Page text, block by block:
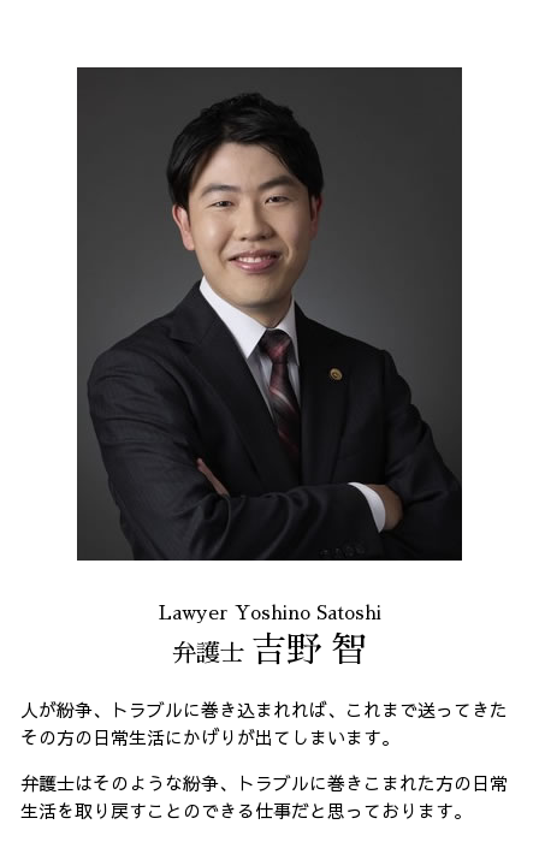
Lawyer Yoshino Satoshi
弁護士 吉野 智
人が紛争、トラブルに巻き込まれれば、これまで送ってきた
その方の日常生活にかげりが出てしまいます。
弁護士はそのような紛争、トラブルに巻きこまれた方の日常
生活を取り戻すことのできる仕事だと思っております。